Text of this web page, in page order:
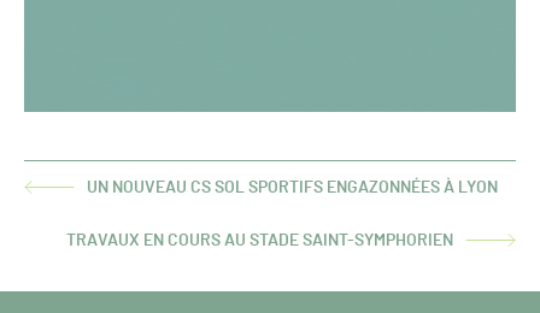
ARTICLEUN NOUVEAU CS SOL SPORTIFS ENGAZONNÉES À LYON
ARTICLE
TRAVAUX EN COURS AU STADE SAINT-SYMPHORIEN